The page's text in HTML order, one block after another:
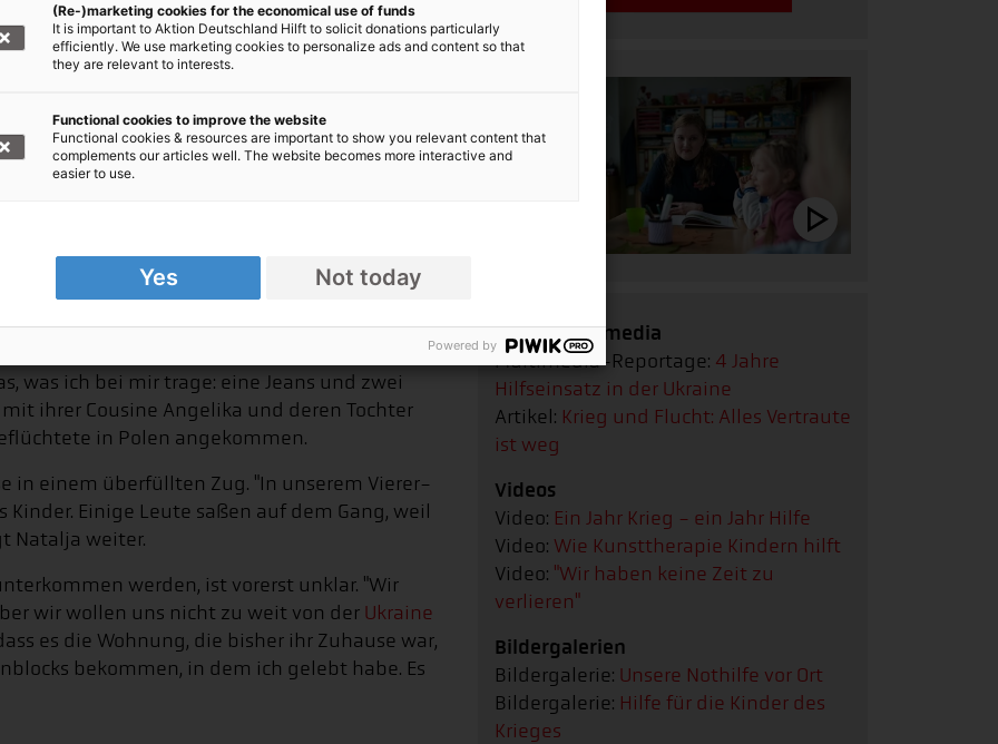
Keller versteckt hatte, habe ich Charkiw
was ich bei mir trage: eine Jeans und zwei
ihrer Cousine Angelika und deren Tochter
in Polen angekommen.
in einem überfüllten Zug. "In unserem Vierer-
Einige Leute saßen auf dem Gang, weil
Natalja weiter.
werden, ist vorerst unklar. "Wir
wir wollen uns nicht zu weit von der Ukraine
es die Wohnung, die bisher ihr Zuhause war,
bekommen, in dem ich gelebt habe. Es
Text & Multimedia
Multimedia-Reportage: 4 Jahre
Hilfseinsatz in der Ukraine
Artikel: Krieg und Flucht: Alles Vertraute
ist weg
Videos
Video: Ein Jahr Krieg - ein Jahr Hilfe
Video: Wie Kunsttherapie Kindern hilft
Video: "Wir haben keine Zeit zu
verlieren"
Bildergalerien
Bildergalerie: Unsere Nothilfe vor Ort
Bildergalerie: Hilfe für die Kinder des
Krieges
(Re-)marketing cookies for the economical use of funds
It is important to Aktion Deutschland Hilft to solicit donations particularly
efficiently. We use marketing cookies to personalize ads and content so that
they are relevant to interests.
Functional cookies to improve the website
Functional cookies & resources are important to show you relevant content that
complements our articles well. The website becomes more interactive and
easier to use.
Yes Not today
Powered by